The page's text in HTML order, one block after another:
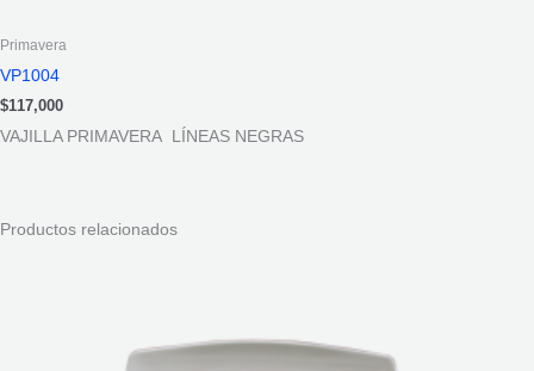
Primavera
VP1004
$117,000
VAJILLA PRIMAVERA LÍNEAS NEGRAS
Productos relacionados